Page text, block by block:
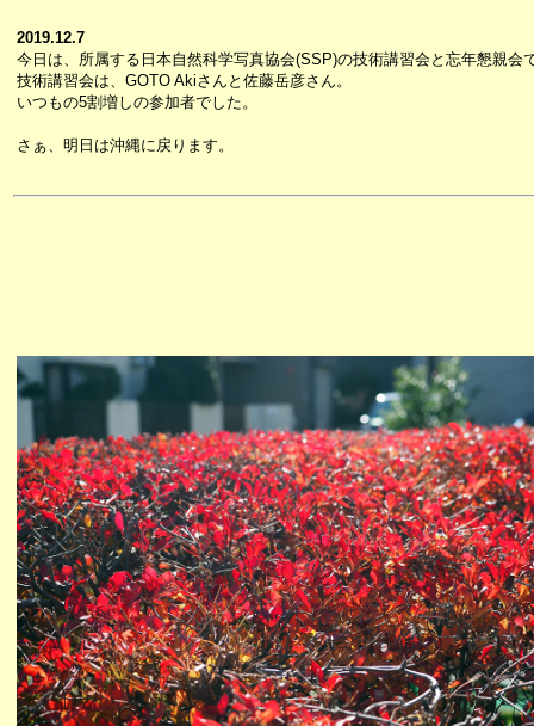
2019.12.7
今日は、所属する日本自然科学写真協会(SSP)の技術講習会と忘年懇親会
技術講習会は、GOTO Akiさんと佐藤岳彦さん。
いつもの5割増しの参加者でした。
さぁ、明日は沖縄に戻ります。